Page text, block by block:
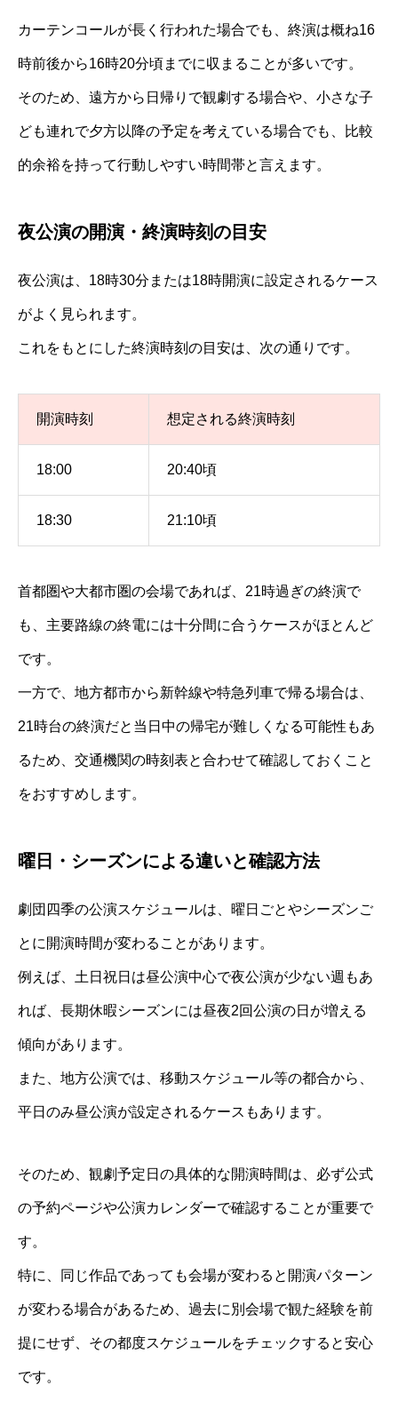
カーテンコールが長く行われた場合でも、終演は概ね16
時前後から16時20分頃までに収まることが多いです。
そのため、遠方から日帰りで観劇する場合や、小さな子
ども連れで夕方以降の予定を考えている場合でも、比較
的余裕を持って行動しやすい時間帯と言えます。
夜公演の開演・終演時刻の目安
夜公演は、18時30分または18時開演に設定されるケース
がよく見られます。
これをもとにした終演時刻の目安は、次の通りです。
開演時刻 想定される終演時刻
18:00 20:40頃
18:30 21:10頃
首都圏や大都市圏の会場であれば、21時過ぎの終演で
も、主要路線の終電には十分間に合うケースがほとんど
です。
一方で、地方都市から新幹線や特急列車で帰る場合は、
21時台の終演だと当日中の帰宅が難しくなる可能性もあ
るため、交通機関の時刻表と合わせて確認しておくこと
をおすすめします。
曜日・シーズンによる違いと確認方法
劇団四季の公演スケジュールは、曜日ごとやシーズンご
とに開演時間が変わることがあります。
例えば、土日祝日は昼公演中心で夜公演が少ない週もあ
れば、長期休暇シーズンには昼夜2回公演の日が増える
傾向があります。
また、地方公演では、移動スケジュール等の都合から、
平日のみ昼公演が設定されるケースもあります。
そのため、観劇予定日の具体的な開演時間は、必ず公式
の予約ページや公演カレンダーで確認することが重要で
す。
特に、同じ作品であっても会場が変わると開演パターン
が変わる場合があるため、過去に別会場で観た経験を前
提にせず、その都度スケジュールをチェックすると安心
です。